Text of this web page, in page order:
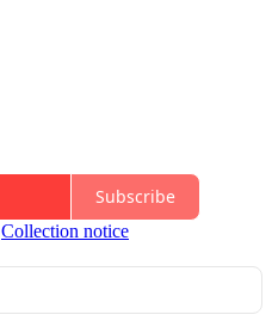
Subscribe
Collection notice